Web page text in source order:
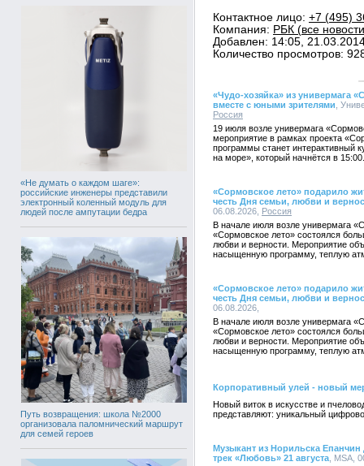
«Не думать о каждом шаге»:
российские инженеры представили
электронный коленный модуль для
людей после ампутации бедра
Путь возвращения: школа №2000
организовала паломнический маршрут
для семей героев
Контактное лицо: +7 (495)
Компания: РБК (все
Добавлен: 14:05,
Количество просмотров:
«Чудо-хозяйка» из универмага
вместе с юными зрителями ,
Россия
19 июля возле универмага
мероприятие в рамках проекта
программы станет интерактивный
на море», который начнётся в 15:00.
«Сормовское лето» подарило
честь Дня семьи, любви и
06.08.2026, Россия
В начале июля возле универмага
«Сормовское лето» состоялся
любви и верности. Мероприятие
насыщенную программу, теплую
«Сормовское лето» подарило
честь Дня семьи, любви и
06.08.2026,
В начале июля возле универмага
«Сормовское лето» состоялся
любви и верности. Мероприятие
насыщенную программу, теплую
Корпоративный улей - новый
Новый виток в искусстве и
представляют: уникальный
Музыкант из Норильска
трек «Любовь» 21 августа , MSA,